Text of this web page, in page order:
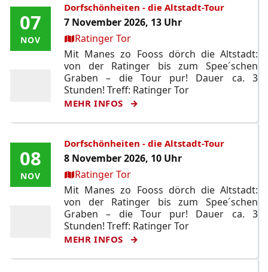
07
NOV
07
NOV
Dorfschönheiten - die Altstadt-Tour
7 November 2026, 13 Uhr
Ort:Ratinger Tor
Mit Manes zo Fooss dörch die Altstadt:
von der Ratinger bis zum Spee´schen
Graben – die Tour pur! Dauer ca. 3
Stunden! Treff: Ratinger Tor
MEHR INFOS
08
NOV
08
NOV
Dorfschönheiten - die Altstadt-Tour
8 November 2026, 10 Uhr
Ort:Ratinger Tor
Mit Manes zo Fooss dörch die Altstadt:
von der Ratinger bis zum Spee´schen
Graben – die Tour pur! Dauer ca. 3
Stunden! Treff: Ratinger Tor
MEHR INFOS